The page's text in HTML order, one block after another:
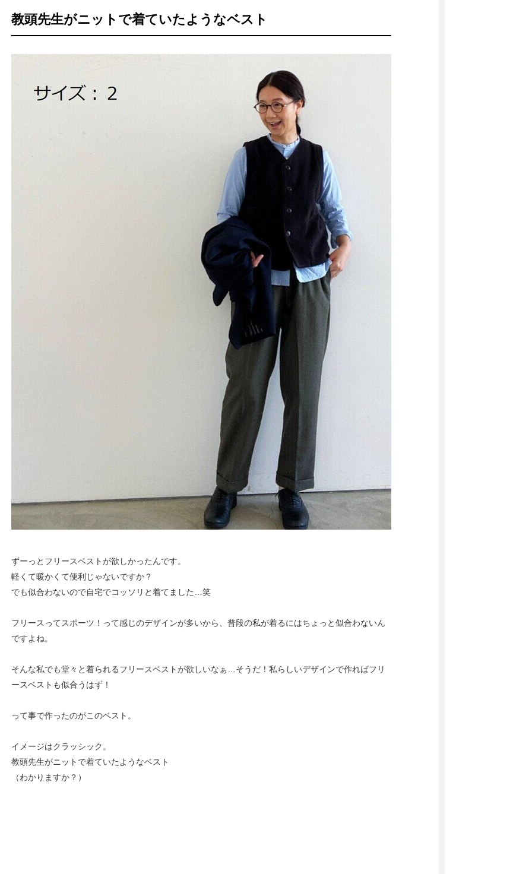
教頭先生がニットで着ていたようなベスト
ずーっとフリースベストが欲しかったんです。
軽くて暖かくて便利じゃないですか？
でも似合わないので自宅でコッソリと着てました…笑
フリースってスポーツ！って感じのデザインが多いから、普段の私が着るにはちょっと似合わないん
ですよね。
そんな私でも堂々と着られるフリースベストが欲しいなぁ…そうだ！私らしいデザインで作ればフリ
ースベストも似合うはず！
って事で作ったのがこのベスト。
イメージはクラッシック。
教頭先生がニットで着ていたようなベスト
（わかりますか？）